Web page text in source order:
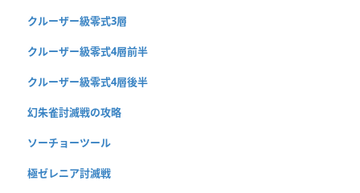
クルーザー級零式3層
クルーザー級零式4層前半
クルーザー級零式4層後半
幻朱雀討滅戦の攻略
ソーチョーツール
極ゼレニア討滅戦